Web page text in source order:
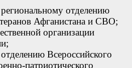
отделению
Афганистана и СВО;
организации
Всероссийского
патриотического